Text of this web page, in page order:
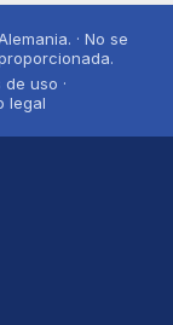
· No se
uso ·
legal